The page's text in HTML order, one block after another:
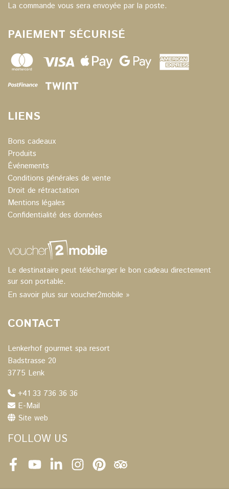
La commande vous sera envoyée par la poste.
PAIEMENT SÉCURISÉ
LIENS
Bons cadeaux
Produits
Événements
Conditions générales de vente
Droit de rétractation
Mentions légales
Confidentialité des données
Le destinataire peut télécharger le bon cadeau directement
sur son portable.
En savoir plus sur voucher2mobile »
CONTACT
Lenkerhof gourmet spa resort
Badstrasse 20
3775 Lenk
+41 33 736 36 36
E-Mail
Site web
FOLLOW US
FacebookYoutubeLinkedInInstagramPinterestTripadvisor